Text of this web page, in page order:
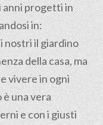
anni progetti in
in:
nostri il giardino
della casa, ma
vivere in ogni
una vera
e con i giusti